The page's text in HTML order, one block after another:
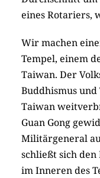
eines Rotariers,
Wir machen
Tempel, einem
Taiwan. Der
Buddhismus
Taiwan
Guan Gong
Militärgeneral
schließt sich den
im Inneren des